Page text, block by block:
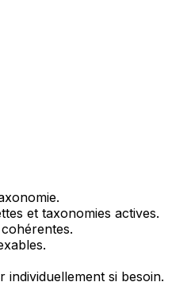
.
et taxonomies actives.
si besoin.